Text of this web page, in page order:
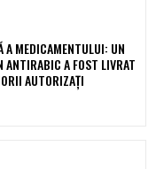
A MEDICAMENTULUI: UN
ANTIRABIC A FOST LIVRAT
AUTORIZAȚI